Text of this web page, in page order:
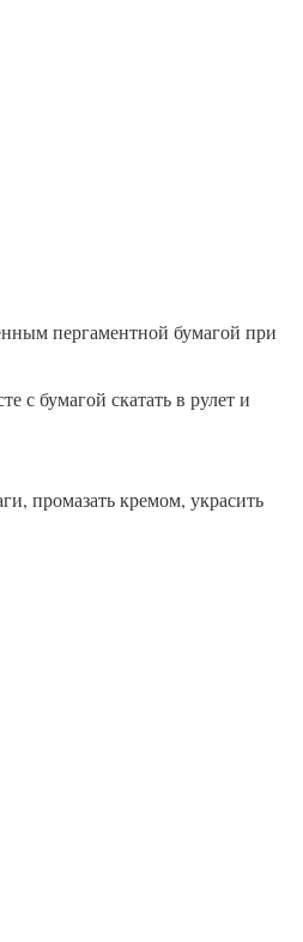
пергаментной бумагой при
с бумагой скатать в рулет и
промазать кремом, украсить